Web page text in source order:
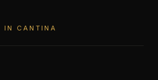
IN CANTINA